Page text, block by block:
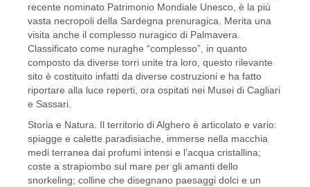
recente nominato Patrimonio Mondiale Unesco, è la più
vasta necropoli della Sardegna prenuragica. Merita una
visita anche il complesso nuragico di Palmavera.
Classificato come nuraghe “complesso”, in quanto
composto da diverse torri unite tra loro, questo rilevante
sito è costituito infatti da diverse costruzioni e ha fatto
riportare alla luce reperti, ora ospitati nei Musei di Cagliari
e Sassari.
Storia e Natura. Il territorio di Alghero è articolato e vario:
spiagge e calette paradisiache, immerse nella macchia
medi terranea dai profumi intensi e l’acqua cristallina;
coste a strapiombo sul mare per gli amanti dello
snorkeling; colline che disegnano paesaggi dolci e un